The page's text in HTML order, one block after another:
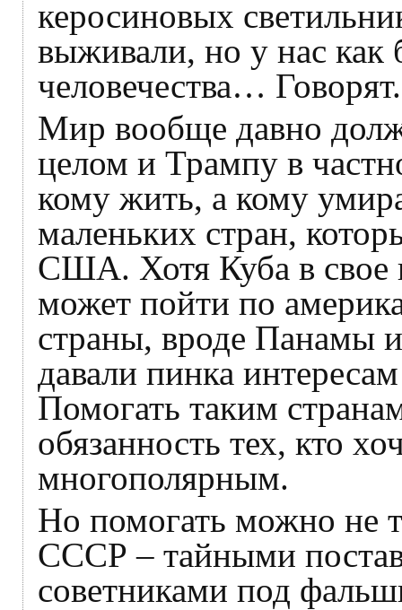
керосиновых
выживали, но у нас как
человечества… Говорят.
Мир вообще давно
целом и Трампу в
кому жить, а кому
маленьких стран,
США. Хотя Куба в свое
может пойти по
страны, вроде Панамы
давали пинка
Помогать таким
обязанность тех, кто
многополярным.
Но помогать можно не
СССР – тайными
советниками под